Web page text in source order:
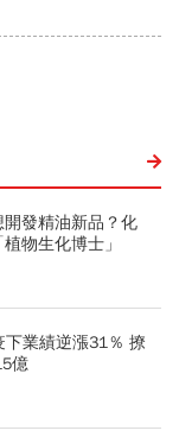
發精油新品？化
物生化博士」
業績逆漲31％ 撩
億